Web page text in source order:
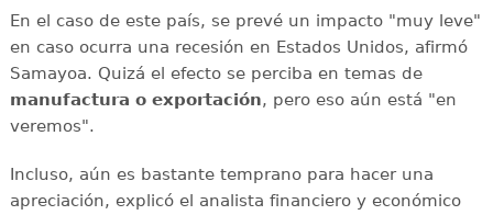
En el caso de este país, se prevé un impacto "muy leve"
en caso ocurra una recesión en Estados Unidos, afirmó
Samayoa. Quizá el efecto se perciba en temas de
manufactura o exportación, pero eso aún está "en
veremos".
Incluso, aún es bastante temprano para hacer una
apreciación, explicó el analista financiero y económico